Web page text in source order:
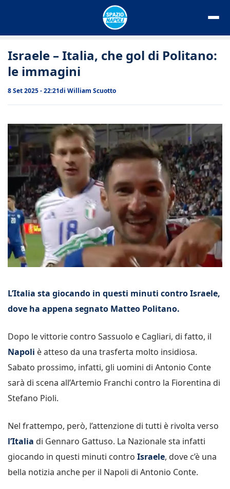
Israele – Italia, che gol di Politano:
le immagini
8 Set 2025 - 22:21di William Scuotto
L’Italia sta giocando in questi minuti contro Israele,
dove ha appena segnato Matteo Politano.
Dopo le vittorie contro Sassuolo e Cagliari, di fatto, il
Napoli è atteso da una trasferta molto insidiosa.
Sabato prossimo, infatti, gli uomini di Antonio Conte
sarà di scena all’Artemio Franchi contro la Fiorentina di
Stefano Pioli.
Nel frattempo, però, l’attenzione di tutti è rivolta verso
l’Italia di Gennaro Gattuso. La Nazionale sta infatti
giocando in questi minuti contro Israele, dove c’è una
bella notizia anche per il Napoli di Antonio Conte.